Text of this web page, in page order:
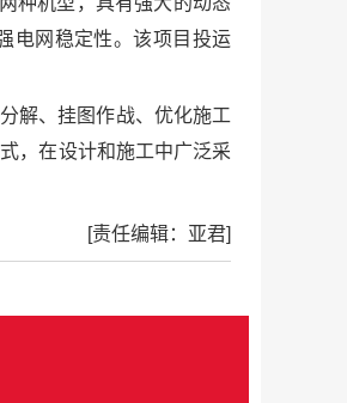
电网稳定性。该项目投运
解、挂图作战、优化施工
，在设计和施工中广泛采
[责任编辑：亚君]